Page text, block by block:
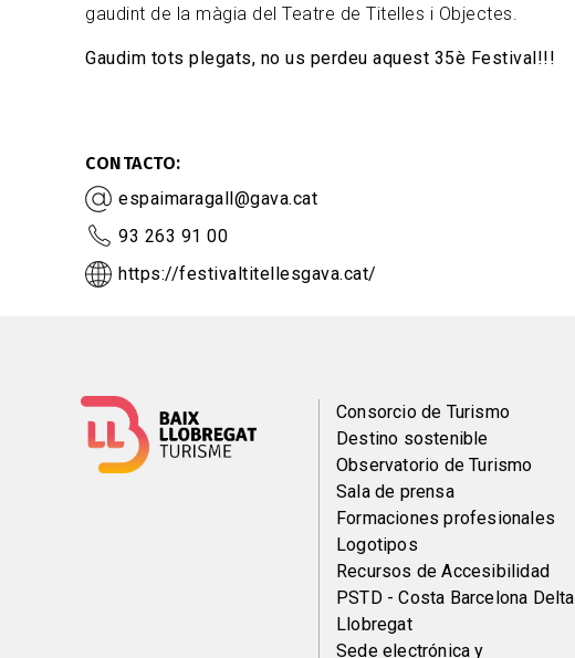
gaudint de la màgia del Teatre de Titelles i Objectes.
Gaudim tots plegats, no us perdeu aquest 35è Festival!!!
CONTACTO
espaimaragall@gava.cat
93 263 91 00
https://festivaltitellesgava.cat/
Menú
del
pie
Consorcio de Turismo
Destino sostenible
Observatorio de Turismo
Sala de prensa
Formaciones profesionales
Logotipos
Recursos de Accesibilidad
PSTD - Costa Barcelona Delta
Llobregat
Sede electrónica y